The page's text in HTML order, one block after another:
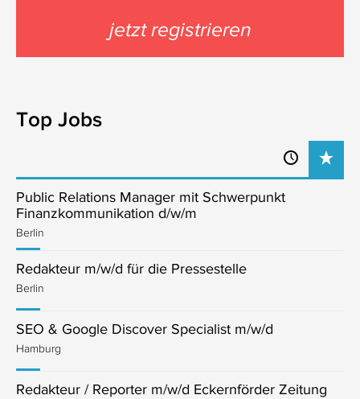
jetzt registrieren
Top Jobs
Public Relations Manager mit Schwerpunkt
Finanzkommunikation d/w/m
Berlin
Redakteur m/w/d für die Pressestelle
Berlin
SEO & Google Discover Specialist m/w/d
Hamburg
Redakteur / Reporter m/w/d Eckernförder Zeitung